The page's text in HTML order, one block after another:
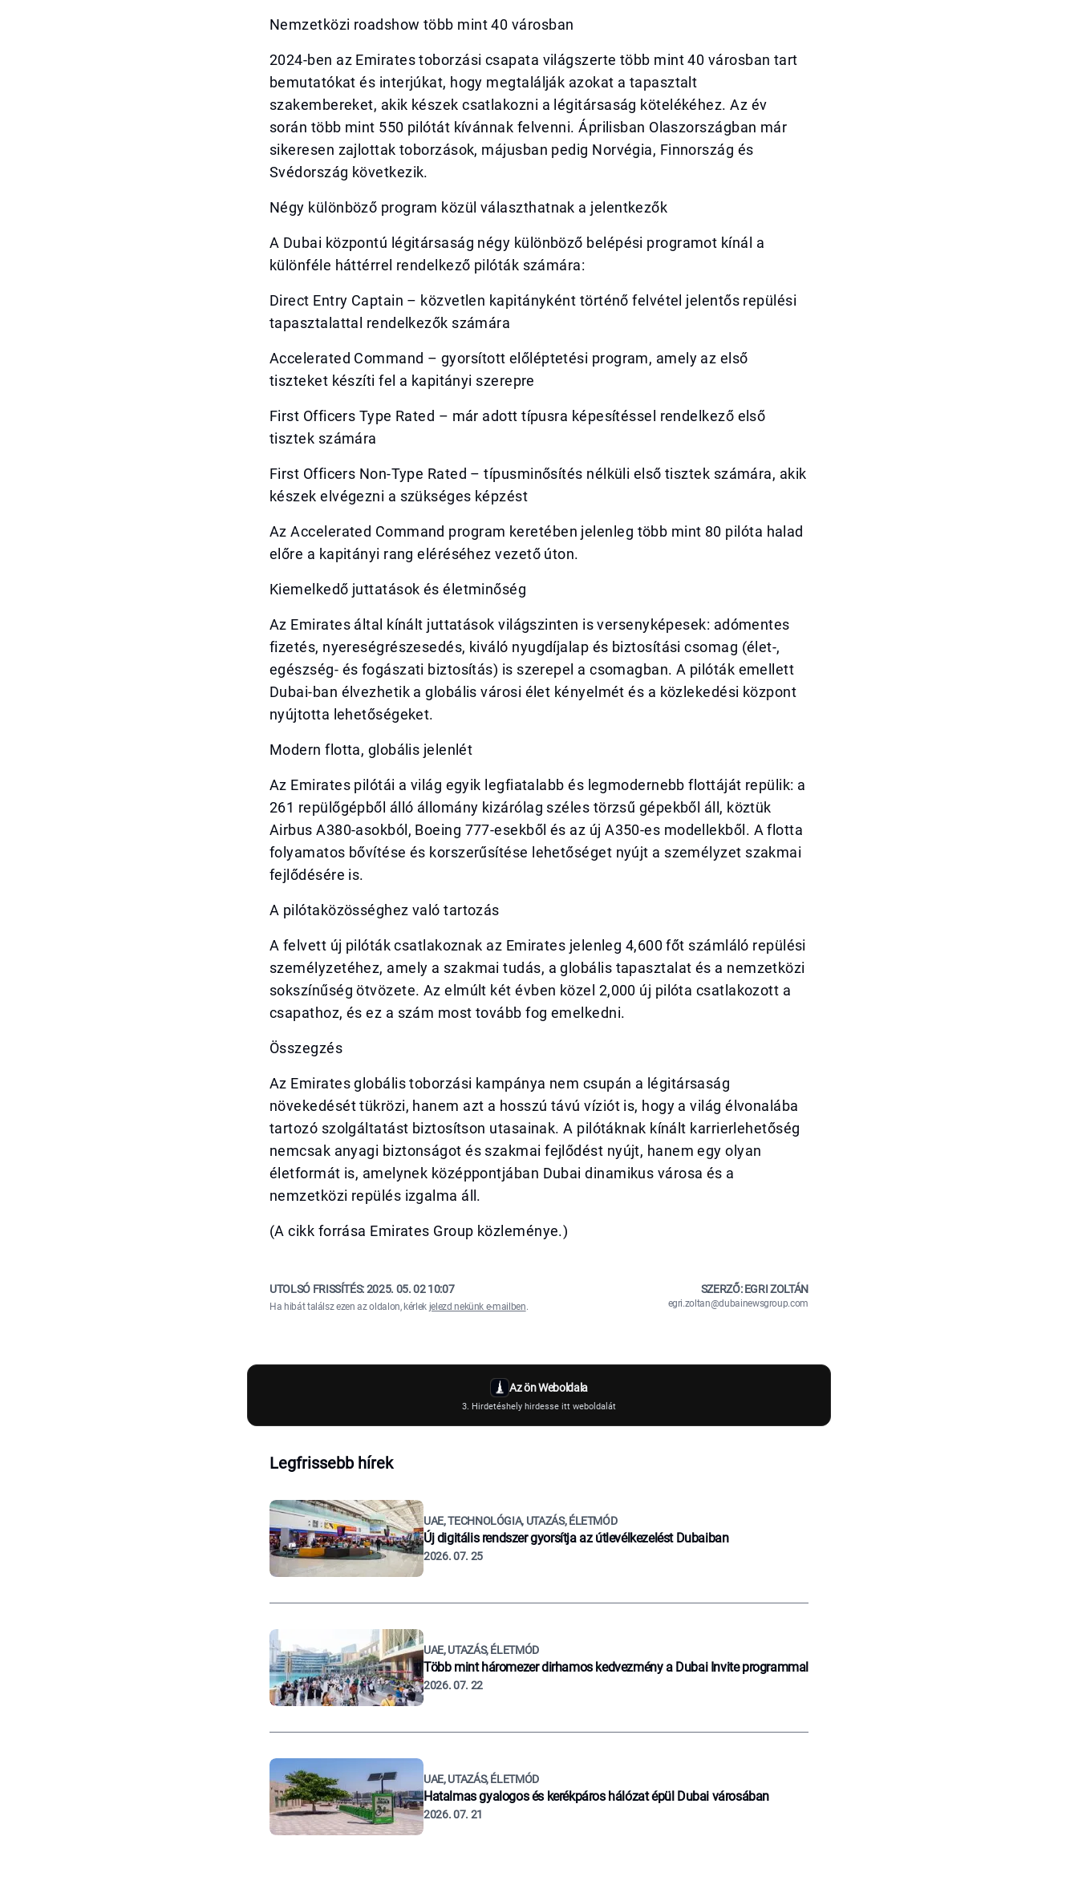
Nemzetközi roadshow több mint 40 városban
2024-ben az Emirates toborzási csapata világszerte több mint 40 városban tart
bemutatókat és interjúkat, hogy megtalálják azokat a tapasztalt
szakembereket, akik készek csatlakozni a légitársaság kötelékéhez. Az év
során több mint 550 pilótát kívánnak felvenni. Áprilisban Olaszországban már
sikeresen zajlottak toborzások, májusban pedig Norvégia, Finnország és
Svédország következik.
Négy különböző program közül választhatnak a jelentkezők
A Dubai központú légitársaság négy különböző belépési programot kínál a
különféle háttérrel rendelkező pilóták számára:
Direct Entry Captain – közvetlen kapitányként történő felvétel jelentős repülési
tapasztalattal rendelkezők számára
Accelerated Command – gyorsított előléptetési program, amely az első
tiszteket készíti fel a kapitányi szerepre
First Officers Type Rated – már adott típusra képesítéssel rendelkező első
tisztek számára
First Officers Non-Type Rated – típusminősítés nélküli első tisztek számára, akik
készek elvégezni a szükséges képzést
Az Accelerated Command program keretében jelenleg több mint 80 pilóta halad
előre a kapitányi rang eléréséhez vezető úton.
Kiemelkedő juttatások és életminőség
Az Emirates által kínált juttatások világszinten is versenyképesek: adómentes
fizetés, nyereségrészesedés, kiváló nyugdíjalap és biztosítási csomag (élet-,
egészség- és fogászati biztosítás) is szerepel a csomagban. A pilóták emellett
Dubai-ban élvezhetik a globális városi élet kényelmét és a közlekedési központ
nyújtotta lehetőségeket.
Modern flotta, globális jelenlét
Az Emirates pilótái a világ egyik legfiatalabb és legmodernebb flottáját repülik: a
261 repülőgépből álló állomány kizárólag széles törzsű gépekből áll, köztük
Airbus A380-asokból, Boeing 777-esekből és az új A350-es modellekből. A flotta
folyamatos bővítése és korszerűsítése lehetőséget nyújt a személyzet szakmai
fejlődésére is.
A pilótaközösséghez való tartozás
A felvett új pilóták csatlakoznak az Emirates jelenleg 4,600 főt számláló repülési
személyzetéhez, amely a szakmai tudás, a globális tapasztalat és a nemzetközi
sokszínűség ötvözete. Az elmúlt két évben közel 2,000 új pilóta csatlakozott a
csapathoz, és ez a szám most tovább fog emelkedni.
Összegzés
Az Emirates globális toborzási kampánya nem csupán a légitársaság
növekedését tükrözi, hanem azt a hosszú távú víziót is, hogy a világ élvonalába
tartozó szolgáltatást biztosítson utasainak. A pilótáknak kínált karrierlehetőség
nemcsak anyagi biztonságot és szakmai fejlődést nyújt, hanem egy olyan
életformát is, amelynek középpontjában Dubai dinamikus városa és a
nemzetközi repülés izgalma áll.
(A cikk forrása Emirates Group közleménye.)
UTOLSÓ FRISSÍTÉS:2025. 05. 02 10:07
Ha hibát találsz ezen az oldalon, kérlek jelezd nekünk e-mailben.
SZERZŐ: EGRI ZOLTÁN
egri.zoltan@dubainewsgroup.com
Az ön Weboldala
3. Hirdetéshely hirdesse itt weboldalát
Legfrissebb hírek
UAE, TECHNOLÓGIA, UTAZÁS, ÉLETMÓD
Új digitális rendszer gyorsítja az útlevélkezelést Dubaiban
2026. 07. 25
UAE, UTAZÁS, ÉLETMÓD
Több mint háromezer dirhamos kedvezmény a Dubai Invite programmal
2026. 07. 22
UAE, UTAZÁS, ÉLETMÓD
Hatalmas gyalogos és kerékpáros hálózat épül Dubai városában
2026. 07. 21